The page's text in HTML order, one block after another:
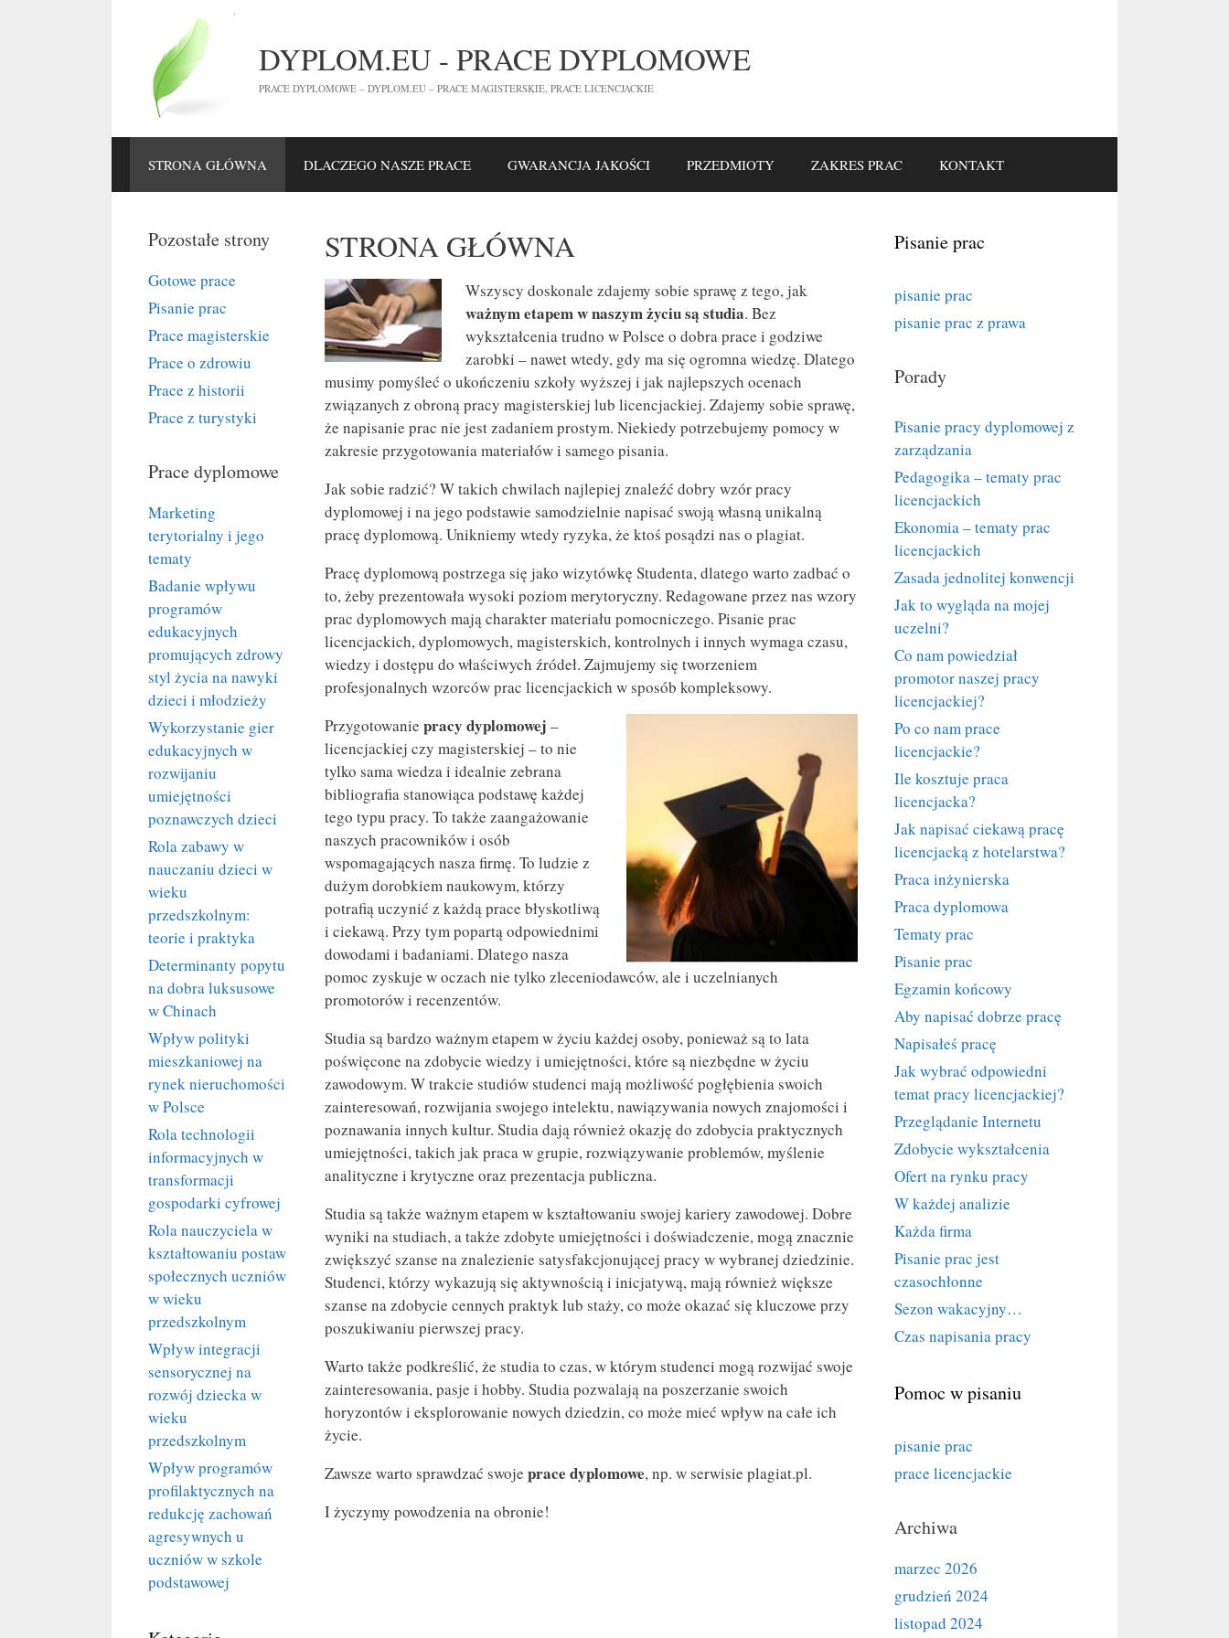
DYPLOM.EU - PRACE DYPLOMOWE
PRACE DYPLOMOWE – DYPLOM.EU – PRACE MAGISTERSKIE, PRACE LICENCJACKIE
STRONA GŁÓWNA DLACZEGO NASZE PRACE GWARANCJA JAKOŚCI PRZEDMIOTY ZAKRES PRAC KONTAKT
STRONA GŁÓWNA
Wszyscy doskonale zdajemy sobie sprawę z tego, jak
ważnym etapem w naszym życiu są studia. Bez
wykształcenia trudno w Polsce o dobra prace i godziwe
zarobki – nawet wtedy, gdy ma się ogromna wiedzę. Dlatego
musimy pomyśleć o ukończeniu szkoły wyższej i jak najlepszych ocenach
związanych z obroną pracy magisterskiej lub licencjackiej. Zdajemy sobie sprawę,
że napisanie prac nie jest zadaniem prostym. Niekiedy potrzebujemy pomocy w
zakresie przygotowania materiałów i samego pisania.
Jak sobie radzić? W takich chwilach najlepiej znaleźć dobry wzór pracy
dyplomowej i na jego podstawie samodzielnie napisać swoją własną unikalną
pracę dyplomową. Unikniemy wtedy ryzyka, że ktoś posądzi nas o plagiat.
Pracę dyplomową postrzega się jako wizytówkę Studenta, dlatego warto zadbać o
to, żeby prezentowała wysoki poziom merytoryczny. Redagowane przez nas wzory
prac dyplomowych mają charakter materiału pomocniczego. Pisanie prac
licencjackich, dyplomowych, magisterskich, kontrolnych i innych wymaga czasu,
wiedzy i dostępu do właściwych źródeł. Zajmujemy się tworzeniem
profesjonalnych wzorców prac licencjackich w sposób kompleksowy.
Przygotowanie pracy dyplomowej –
licencjackiej czy magisterskiej – to nie
tylko sama wiedza i idealnie zebrana
bibliografia stanowiąca podstawę każdej
tego typu pracy. To także zaangażowanie
naszych pracowników i osób
wspomagających nasza firmę. To ludzie z
dużym dorobkiem naukowym, którzy
potrafią uczynić z każdą prace błyskotliwą
i ciekawą. Przy tym popartą odpowiednimi
dowodami i badaniami. Dlatego nasza
pomoc zyskuje w oczach nie tylko zleceniodawców, ale i uczelnianych
promotorów i recenzentów.
Studia są bardzo ważnym etapem w życiu każdej osoby, ponieważ są to lata
poświęcone na zdobycie wiedzy i umiejętności, które są niezbędne w życiu
zawodowym. W trakcie studiów studenci mają możliwość pogłębienia swoich
zainteresowań, rozwijania swojego intelektu, nawiązywania nowych znajomości i
poznawania innych kultur. Studia dają również okazję do zdobycia praktycznych
umiejętności, takich jak praca w grupie, rozwiązywanie problemów, myślenie
analityczne i krytyczne oraz prezentacja publiczna.
Studia są także ważnym etapem w kształtowaniu swojej kariery zawodowej. Dobre
wyniki na studiach, a także zdobyte umiejętności i doświadczenie, mogą znacznie
zwiększyć szanse na znalezienie satysfakcjonującej pracy w wybranej dziedzinie.
Studenci, którzy wykazują się aktywnością i inicjatywą, mają również większe
szanse na zdobycie cennych praktyk lub staży, co może okazać się kluczowe przy
poszukiwaniu pierwszej pracy.
Warto także podkreślić, że studia to czas, w którym studenci mogą rozwijać swoje
zainteresowania, pasje i hobby. Studia pozwalają na poszerzanie swoich
horyzontów i eksplorowanie nowych dziedzin, co może mieć wpływ na całe ich
życie.
Zawsze warto sprawdzać swoje prace dyplomowe, np. w serwisie plagiat.pl.
I życzymy powodzenia na obronie!
Pozostałe strony
Gotowe prace
Pisanie prac
Prace magisterskie
Prace o zdrowiu
Prace z historii
Prace z turystyki
Prace dyplomowe
Marketing
terytorialny i jego
tematy
Badanie wpływu
programów
edukacyjnych
promujących zdrowy
styl życia na nawyki
dzieci i młodzieży
Wykorzystanie gier
edukacyjnych w
rozwijaniu
umiejętności
poznawczych dzieci
Rola zabawy w
nauczaniu dzieci w
wieku
przedszkolnym:
teorie i praktyka
Determinanty popytu
na dobra luksusowe
w Chinach
Wpływ polityki
mieszkaniowej na
rynek nieruchomości
w Polsce
Rola technologii
informacyjnych w
transformacji
gospodarki cyfrowej
Rola nauczyciela w
kształtowaniu postaw
społecznych uczniów
w wieku
przedszkolnym
Wpływ integracji
sensorycznej na
rozwój dziecka w
wieku
przedszkolnym
Wpływ programów
profilaktycznych na
redukcję zachowań
agresywnych u
uczniów w szkole
podstawowej
Pisanie prac
pisanie prac
pisanie prac z prawa
Porady
Pisanie pracy dyplomowej z
zarządzania
Pedagogika – tematy prac
licencjackich
Ekonomia – tematy prac
licencjackich
Zasada jednolitej konwencji
Jak to wygląda na mojej
uczelni?
Co nam powiedział
promotor naszej pracy
licencjackiej?
Po co nam prace
licencjackie?
Ile kosztuje praca
licencjacka?
Jak napisać ciekawą pracę
licencjacką z hotelarstwa?
Praca inżynierska
Praca dyplomowa
Tematy prac
Pisanie prac
Egzamin końcowy
Aby napisać dobrze pracę
Napisałeś pracę
Jak wybrać odpowiedni
temat pracy licencjackiej?
Przeglądanie Internetu
Zdobycie wykształcenia
Ofert na rynku pracy
W każdej analizie
Każda firma
Pisanie prac jest
czasochłonne
Sezon wakacyjny…
Czas napisania pracy
Pomoc w pisaniu
pisanie prac
prace licencjackie
Archiwa
marzec 2026
grudzień 2024
listopad 2024